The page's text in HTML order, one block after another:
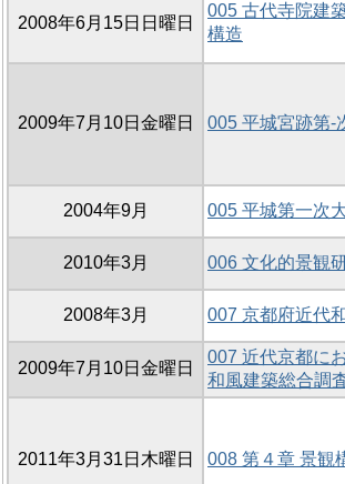
2008年6月15日日曜日
005 古代寺院建
構造
2009年7月10日金曜日 005 平城宮跡第-
2004年9月 005 平城第一次
2010年3月 006 文化的景観
2008年3月 007 京都府近代
2009年7月10日金曜日
007 近代京都に
和風建築総合調
2011年3月31日木曜日 008 第４章 景観